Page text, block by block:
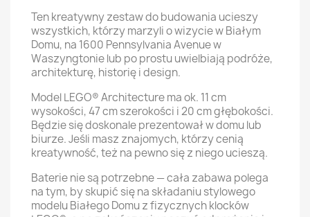
Ten kreatywny zestaw do budowania ucieszy
wszystkich, którzy marzyli o wizycie w Białym
Domu, na 1600 Pennsylvania Avenue w
Waszyngtonie lub po prostu uwielbiają podróże,
architekturę, historię i design.
Model LEGO® Architecture ma ok. 11 cm
wysokości, 47 cm szerokości i 20 cm głębokości.
Będzie się doskonale prezentował w domu lub
biurze. Jeśli masz znajomych, którzy cenią
kreatywność, też na pewno się z niego ucieszą.
Baterie nie są potrzebne — cała zabawa polega
na tym, by skupić się na składaniu stylowego
modelu Białego Domu z fizycznych klocków